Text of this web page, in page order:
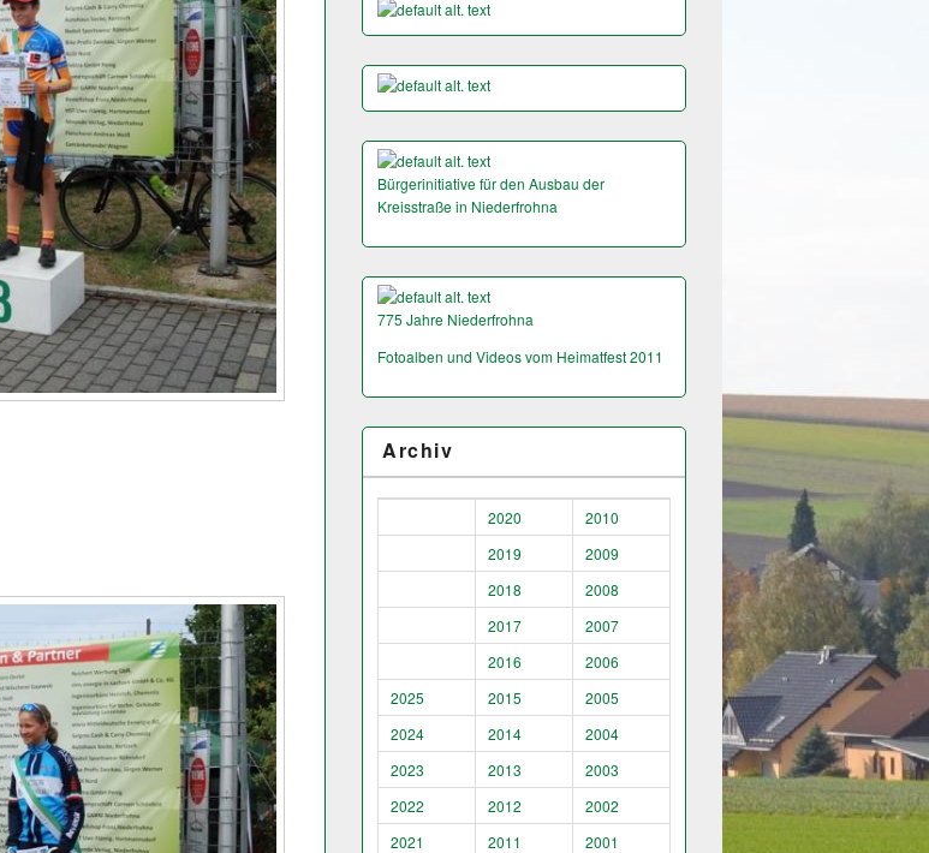
Bürgerinitiative für den Ausbau der
Kreisstraße in Niederfrohna
775 Jahre Niederfrohna
Fotoalben und Videos vom Heimatfest 2011
Archiv
2020
2010
2019
2009
2018
2008
2017
2007
2016
2006
2025
2015
2005
2024
2014
2004
2023
2013
2003
2022
2012
2002
2021
2011 2001